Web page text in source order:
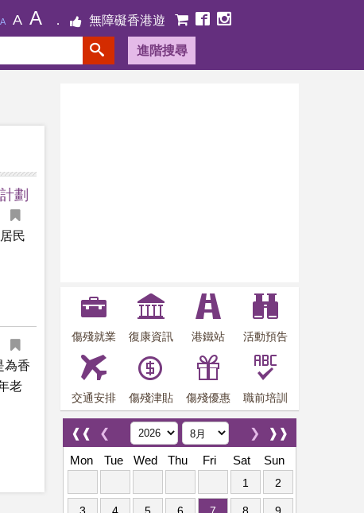
A A A 無障礙香港遊
進階搜尋
劃
民
為香
老
傷殘就業 復康資訊 港鐵站 活動預告
交通安排 傷殘津貼 傷殘優惠 職前培訓
❰❰ ❮ ❱❱
❯
Mon
Tue Wed Thu Fri Sat Sun
1 2